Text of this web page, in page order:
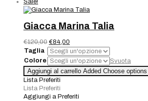
Moretti
Bordeaux
quantità
Giacca Marina Talia
€120,00 Il
prezzo
originale
era:
€120,00.
€84,00
prezzo
attuale
è:
€84,00.
Taglia
Colore
Svuota
Giacca
Marina
Talia
quantità
Aggiungi al carrello Added Choose options
Lista Preferiti
Lista Preferiti
Aggiungi a Preferiti